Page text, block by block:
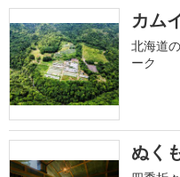
カム
北海道
ーク
ぬく